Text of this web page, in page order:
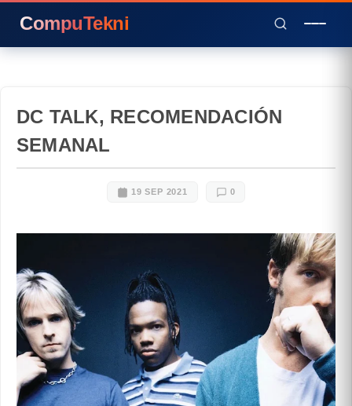
CompuTekni
DC TALK, RECOMENDACIÓN
SEMANAL
19 SEP 2021 0